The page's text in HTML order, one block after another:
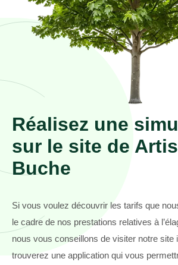
Réalisez une
sur le site de
Buche
Si vous voulez découvrir les tarifs que
le cadre de nos prestations relatives à
nous vous conseillons de visiter notre site
trouverez une application qui vous